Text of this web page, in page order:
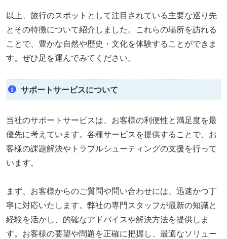
以上、旅行のスポットとして注目されている主要な巡り先
とその特徴について紹介しました。これらの場所を訪れる
ことで、豊かな自然や歴史・文化を体験することができま
す。ぜひ足を運んでみてください。
サポートサービスについて
当社のサポートサービスは、お客様の利便性と満足度を最
優先に考えています。各種サービスを提供することで、お
客様の課題解決やトラブルシューティングの支援を行って
います。
まず、お客様からのご質問や問い合わせには、迅速かつ丁
寧に対応いたします。弊社の専門スタッフが最新の知識と
経験を活かし、的確なアドバイスや解決方法を提供しま
す。お客様の要望や問題を正確に把握し、最適なソリュー